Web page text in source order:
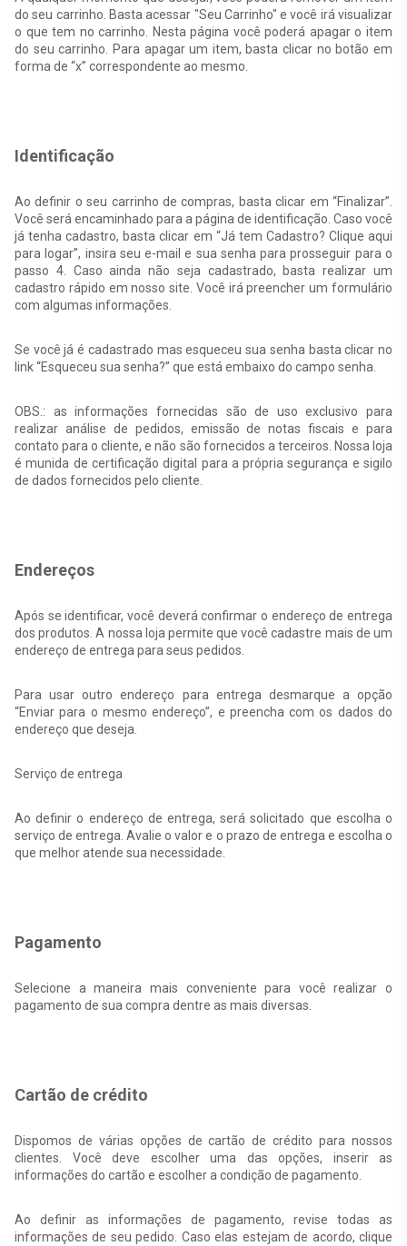
do seu carrinho. Basta acessar "Seu Carrinho" e você irá visualizar
o que tem no carrinho. Nesta página você poderá apagar o item
do seu carrinho. Para apagar um item, basta clicar no botão em
forma de “x” correspondente ao mesmo.
Identificação
Ao definir o seu carrinho de compras, basta clicar em “Finalizar”.
Você será encaminhado para a página de identificação. Caso você
já tenha cadastro, basta clicar em “Já tem Cadastro? Clique aqui
para logar”, insira seu e-mail e sua senha para prosseguir para o
passo 4. Caso ainda não seja cadastrado, basta realizar um
cadastro rápido em nosso site. Você irá preencher um formulário
com algumas informações.
Se você já é cadastrado mas esqueceu sua senha basta clicar no
link “Esqueceu sua senha?” que está embaixo do campo senha.
OBS.: as informações fornecidas são de uso exclusivo para
realizar análise de pedidos, emissão de notas fiscais e para
contato para o cliente, e não são fornecidos a terceiros. Nossa loja
é munida de certificação digital para a própria segurança e sigilo
de dados fornecidos pelo cliente.
Endereços
Após se identificar, você deverá confirmar o endereço de entrega
dos produtos. A nossa loja permite que você cadastre mais de um
endereço de entrega para seus pedidos.
Para usar outro endereço para entrega desmarque a opção
“Enviar para o mesmo endereço”, e preencha com os dados do
endereço que deseja.
Serviço de entrega
Ao definir o endereço de entrega, será solicitado que escolha o
serviço de entrega. Avalie o valor e o prazo de entrega e escolha o
que melhor atende sua necessidade.
Pagamento
Selecione a maneira mais conveniente para você realizar o
pagamento de sua compra dentre as mais diversas.
Cartão de crédito
Dispomos de várias opções de cartão de crédito para nossos
clientes. Você deve escolher uma das opções, inserir as
informações do cartão e escolher a condição de pagamento.
Ao definir as informações de pagamento, revise todas as
informações de seu pedido. Caso elas estejam de acordo, clique